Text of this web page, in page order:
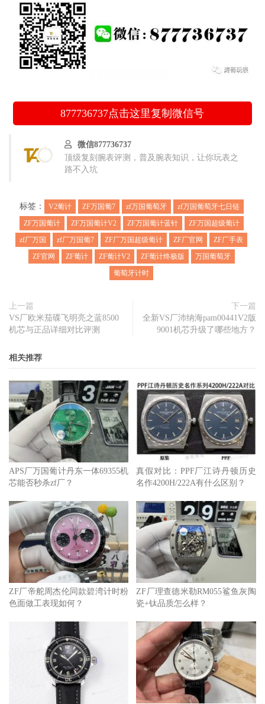
877736737点击这里复制微信号
微信877736737
顶级复刻腕表评测，普及腕表知识，让你玩表之
路不入坑
标签： V2葡计 ZF万国葡7 zf万国葡萄牙
zf万国葡萄牙七日链
ZF万国葡计
ZF万国葡计V2 ZF万国葡计蓝针
ZF万国超级葡计
zf厂万国
zf厂万国葡7 ZF厂万国超级葡计 ZF厂官网
ZF厂手表
ZF官网
ZF葡计 ZF葡计V2 ZF葡计终极版
万国葡萄牙
葡萄牙计时
上一篇
VS厂欧米茄碟飞明亮之蓝8500
机芯与正品详细对比评测
下一篇
全新VS厂沛纳海pam00441V2版
9001机芯升级了哪些地方？
相关推荐
APS厂万国葡计丹东一体69355机
芯能否秒杀zf厂？
真假对比：PPF厂江诗丹顿历史
名作4200H/222A有什么区别？
ZF厂帝舵周杰伦同款碧湾计时粉
色面做工表现如何？
ZF厂理查德米勒RM055鲨鱼灰陶
瓷+钛品质怎么样？